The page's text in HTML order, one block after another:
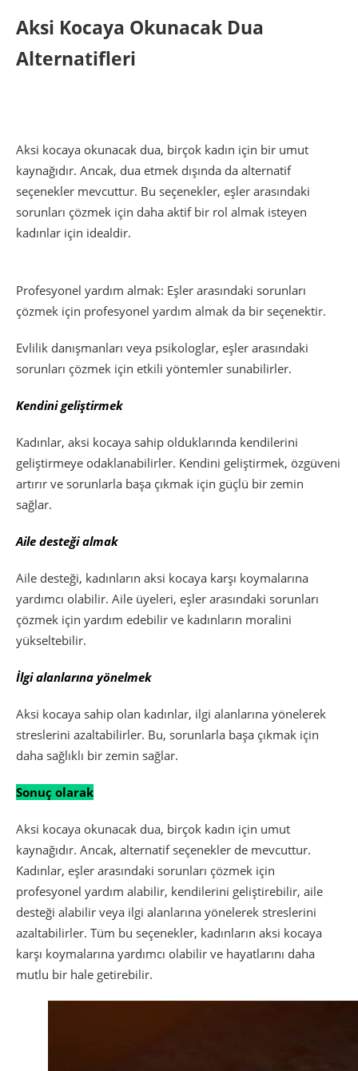
Aksi Kocaya Okunacak Dua
Alternatifleri
Aksi kocaya okunacak dua, birçok kadın için bir umut
kaynağıdır. Ancak, dua etmek dışında da alternatif
seçenekler mevcuttur. Bu seçenekler, eşler arasındaki
sorunları çözmek için daha aktif bir rol almak isteyen
kadınlar için idealdir.
Profesyonel yardım almak: Eşler arasındaki sorunları
çözmek için profesyonel yardım almak da bir seçenektir.
Evlilik danışmanları veya psikologlar, eşler arasındaki
sorunları çözmek için etkili yöntemler sunabilirler.
Kendini geliştirmek
Kadınlar, aksi kocaya sahip olduklarında kendilerini
geliştirmeye odaklanabilirler. Kendini geliştirmek, özgüveni
artırır ve sorunlarla başa çıkmak için güçlü bir zemin
sağlar.
Aile desteği almak
Aile desteği, kadınların aksi kocaya karşı koymalarına
yardımcı olabilir. Aile üyeleri, eşler arasındaki sorunları
çözmek için yardım edebilir ve kadınların moralini
yükseltebilir.
İlgi alanlarına yönelmek
Aksi kocaya sahip olan kadınlar, ilgi alanlarına yönelerek
streslerini azaltabilirler. Bu, sorunlarla başa çıkmak için
daha sağlıklı bir zemin sağlar.
Sonuç olarak
Aksi kocaya okunacak dua, birçok kadın için umut
kaynağıdır. Ancak, alternatif seçenekler de mevcuttur.
Kadınlar, eşler arasındaki sorunları çözmek için
profesyonel yardım alabilir, kendilerini geliştirebilir, aile
desteği alabilir veya ilgi alanlarına yönelerek streslerini
azaltabilirler. Tüm bu seçenekler, kadınların aksi kocaya
karşı koymalarına yardımcı olabilir ve hayatlarını daha
mutlu bir hale getirebilir.